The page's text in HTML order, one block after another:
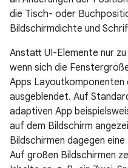
die Tisch- oder
Bildschirmdichte und
Anstatt UI-Elemente nur
wenn sich die
Apps
ausgeblendet. Auf
adaptiven App
auf dem Bildschirm
Bildschirmen dagegen
Auf großen Bildschirmen